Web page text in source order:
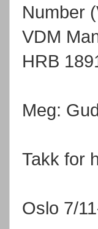
Number
VDM
HRB
Meg:
Takk for
Oslo 7/